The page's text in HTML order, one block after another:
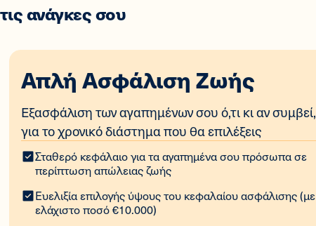
ανάγκες σου
Απλή Ασφάλιση Ζωής
Εξασφάλιση των αγαπημένων σου ό,τι κι αν συμβεί​,
για το χρονικό διάστημα που θα επιλέξεις
Σταθερό κεφάλαιο για τα αγαπημένα σου πρόσωπα σε
περίπτωση απώλειας ζωής
Ευελιξία επιλογής ύψους του κεφαλαίου ασφάλισης (με
ελάχιστο ποσό €10.000)